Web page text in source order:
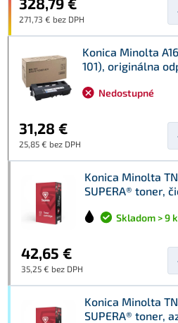
271,73 € bez DPH
Konica Minolta
101), originálna
Nedostupné
31,28 €
25,85 € bez DPH
Konica Minolta
SUPERA® toner,
Skladom > 9
42,65 €
35,25 € bez DPH
Konica Minolta
SUPERA® toner,